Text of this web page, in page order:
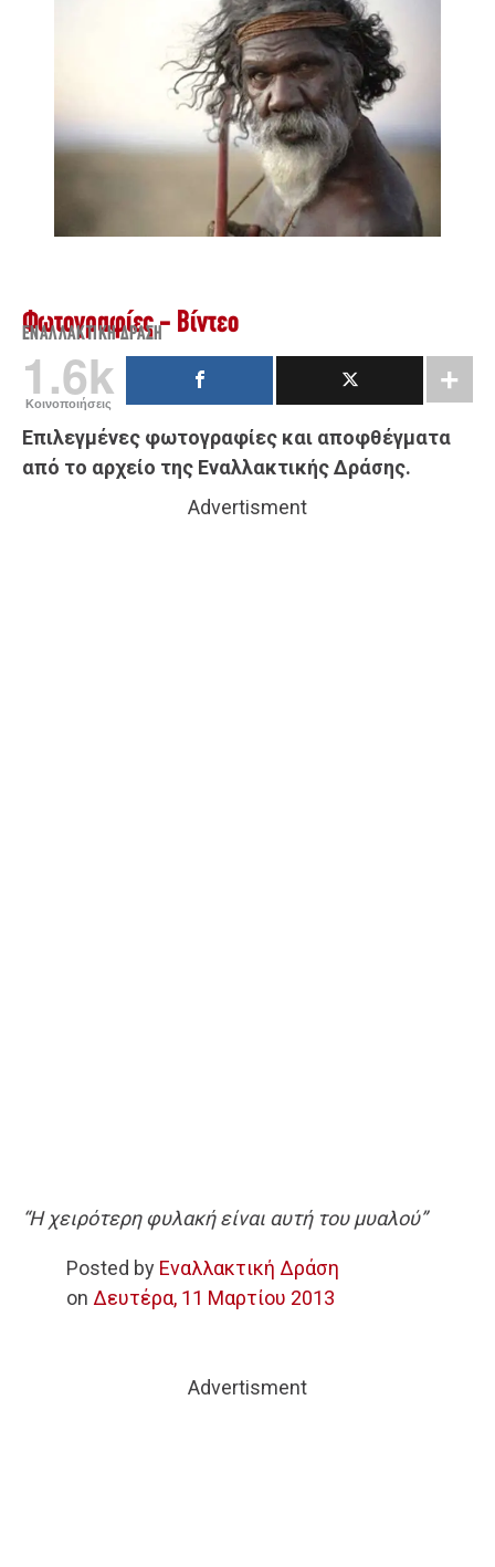
Φωτογραφίες - Βίντεο
ΕΝΑΛΛΑΚΤΙΚΉ ΔΡΆΣΗ
1.6k
Κοινοποιήσεις
Επιλεγμένες φωτογραφίες και αποφθέγματα
από το αρχείο της Εναλλακτικής Δράσης.
Advertisment
“Η χειρότερη φυλακή είναι αυτή του μυαλού”
Posted by Εναλλακτική Δράση
on Δευτέρα, 11 Μαρτίου 2013
Advertisment